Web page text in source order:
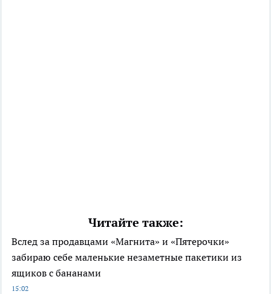
Читайте также:
Вслед за продавцами «Магнита» и «Пятерочки»
забираю себе маленькие незаметные пакетики из
ящиков с бананами
15:02